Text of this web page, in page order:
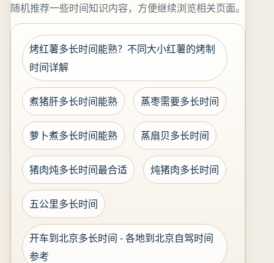
随机推荐一些时间知识内容，方便继续浏览相关页面。
烤红薯多长时间能熟？不同大小红薯的烤制
时间详解
煮猪肝多长时间能熟 蒸枣需要多长时间
萝卜煮多长时间能熟 蒸扇贝多长时间
猪肉炖多长时间最合适 炖猪肉多长时间
五公里多长时间
开车到北京多长时间 - 各地到北京自驾时间
参考